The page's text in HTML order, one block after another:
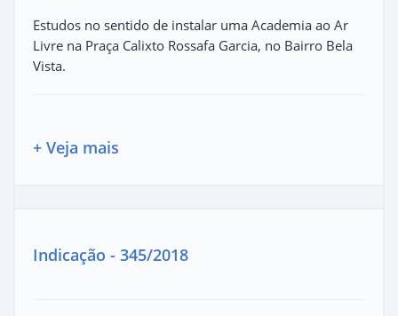
Estudos no sentido de instalar uma Academia ao Ar
Livre na Praça Calixto Rossafa Garcia, no Bairro Bela
Vista.
+ Veja mais
Indicação - 345/2018